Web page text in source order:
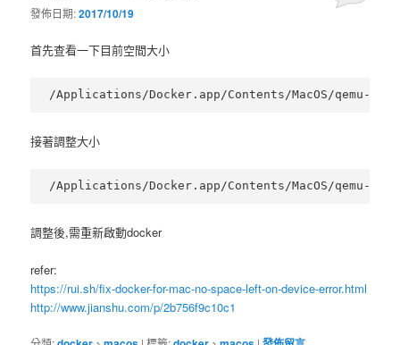
發佈日期:2017/10/19
首先查看一下目前空間大小
接著調整大小
調整後,需重新啟動docker
refer:
https://rui.sh/fix-docker-for-mac-no-space-left-on-device-error.html
http://www.jianshu.com/p/2b756f9c10c1